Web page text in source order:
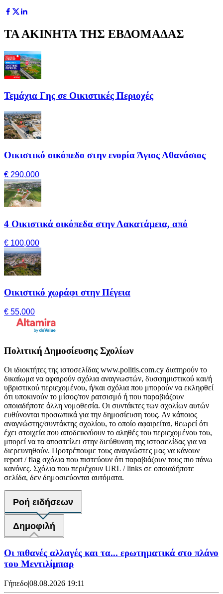
ΤΑ ΑΚΙΝΗΤΑ ΤΗΣ ΕΒΔΟΜΑΔΑΣ
Τεμάχια Γης σε Οικιστικές Περιοχές
Οικιστικό οικόπεδο στην ενορία Άγιος Αθανάσιος
€ 290,000
4 Οικιστικά οικόπεδα στην Λακατάμεια, από
€ 100,000
Οικιστικό χωράφι στην Πέγεια
€ 55,000
Πολιτική Δημοσίευσης Σχολίων
Οι ιδιοκτήτες της ιστοσελίδας www.politis.com.cy διατηρούν το
δικαίωμα να αφαιρούν σχόλια αναγνωστών, δυσφημιστικού και/ή
υβριστικού περιεχομένου, ή/και σχόλια που μπορούν να εκληφθεί
ότι υποκινούν το μίσος/τον ρατσισμό ή που παραβιάζουν
οποιαδήποτε άλλη νομοθεσία. Οι συντάκτες των σχολίων αυτών
ευθύνονται προσωπικά για την δημοσίευση τους. Αν κάποιος
αναγνώστης/συντάκτης σχολίου, το οποίο αφαιρείται, θεωρεί ότι
έχει στοιχεία που αποδεικνύουν το αληθές του περιεχομένου του,
μπορεί να τα αποστείλει στην διεύθυνση της ιστοσελίδας για να
διερευνηθούν. Προτρέπουμε τους αναγνώστες μας να κάνουν
report / flag σχόλια που πιστεύουν ότι παραβιάζουν τους πιο πάνω
κανόνες. Σχόλια που περιέχουν URL / links σε οποιαδήποτε
σελίδα, δεν δημοσιεύονται αυτόματα.
Ροή ειδήσεων
Δημοφιλή
Οι πιθανές αλλαγές και τα... ερωτηματικά στο πλάνο
του Μεντιλίμπαρ
Γήπεδο|08.08.2026 19:11